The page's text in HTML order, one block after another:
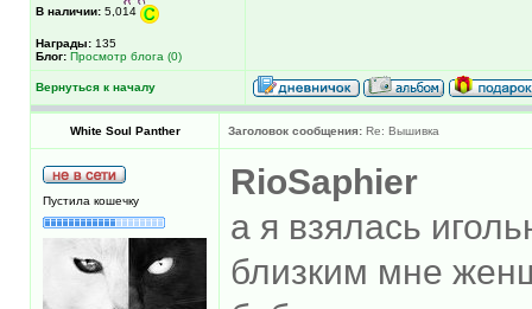
В наличии: 5,014
Награды: 135
Блог: Просмотр блога (0)
Вернуться к началу
White Soul Panther Заголовок сообщения: Re: Вышивка
Пустила кошечку
RioSaphier
а я взялась
близким мне